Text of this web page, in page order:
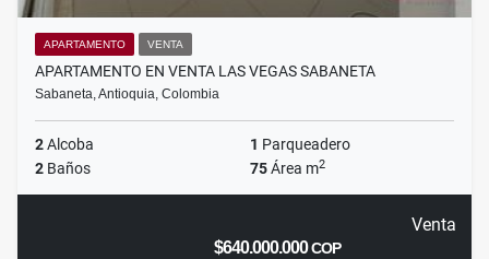
APARTAMENTO VENTA
APARTAMENTO EN VENTA LAS VEGAS SABANETA
Sabaneta, Antioquia, Colombia
2Alcoba 1 Parqueadero
2 Baños 75Área m2
Venta
$640.000.000COP